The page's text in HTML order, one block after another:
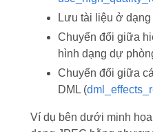
Lưu tài liệu ở
Chuyển đổi giữa
hình dạng dự
Chuyển đổi giữa
DML (
Ví dụ bên dưới minh